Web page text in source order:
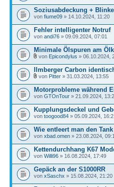
Soziusabdeckung +
von fiume09 » 14.10.2024, 11:20
Fehler intelligenter Notruf
von andi76 » 09.09.2024, 07:01
Minimale Ölspuren am
von Epicondylus » 06.10.2024,
Ilmberger Carbon
von Pitter » 31.03.2024, 13:55
Motorprobleme während
von GTOnTour » 21.09.2024,
Kupplungsdeckel und
von toogood84 » 05.09.2024,
Wie entleert man den
von xbad.omen » 23.08.2024,
Kettendurchhang K67
von Willi96 » 16.08.2024, 17:49
Gepäck an der S1000RR
von xSaschx » 15.08.2024, 21:20